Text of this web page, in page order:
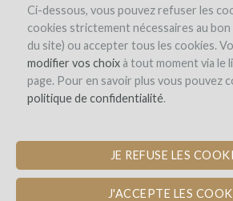
Ci-dessous, vous pouvez refuser les
cookies strictement nécessaires au
du site) ou accepter tous les cookies.
modifier vos choixà tout moment via le
page. Pour en savoir plus vous pouvez
politique de confidentialité.
JE REFUSE LES
J'ACCEPTE LES